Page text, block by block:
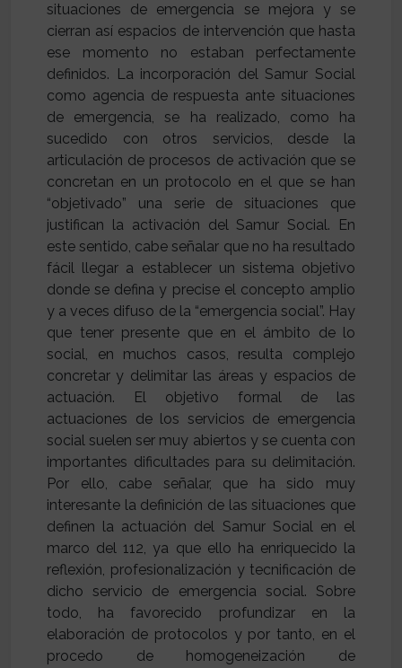
situaciones de emergencia se mejora y se
cierran así espacios de intervención que hasta
ese momento no estaban perfectamente
definidos. La incorporación del Samur Social
como agencia de respuesta ante situaciones
de emergencia, se ha realizado, como ha
sucedido con otros servicios, desde la
articulación de procesos de activación que se
concretan en un protocolo en el que se han
“objetivado” una serie de situaciones que
justifican la activación del Samur Social. En
este sentido, cabe señalar que no ha resultado
fácil llegar a establecer un sistema objetivo
donde se defina y precise el concepto amplio
y a veces difuso de la “emergencia social”. Hay
que tener presente que en el ámbito de lo
social, en muchos casos, resulta complejo
concretar y delimitar las áreas y espacios de
actuación. El objetivo formal de las
actuaciones de los servicios de emergencia
social suelen ser muy abiertos y se cuenta con
importantes dificultades para su delimitación.
Por ello, cabe señalar, que ha sido muy
interesante la definición de las situaciones que
definen la actuación del Samur Social en el
marco del 112, ya que ello ha enriquecido la
reflexión, profesionalización y tecnificación de
dicho servicio de emergencia social. Sobre
todo, ha favorecido profundizar en la
elaboración de protocolos y por tanto, en el
procedo de homogeneización de